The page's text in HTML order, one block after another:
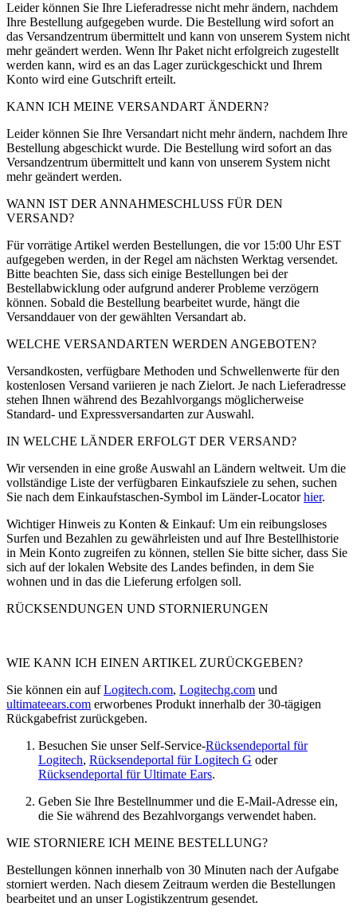
Leider können Sie Ihre Lieferadresse nicht mehr ändern, nachdem
Ihre Bestellung aufgegeben wurde. Die Bestellung wird sofort an
das Versandzentrum übermittelt und kann von unserem System nicht
mehr geändert werden. Wenn Ihr Paket nicht erfolgreich zugestellt
werden kann, wird es an das Lager zurückgeschickt und Ihrem
Konto wird eine Gutschrift erteilt.
KANN ICH MEINE VERSANDART ÄNDERN?
Leider können Sie Ihre Versandart nicht mehr ändern, nachdem Ihre
Bestellung abgeschickt wurde. Die Bestellung wird sofort an das
Versandzentrum übermittelt und kann von unserem System nicht
mehr geändert werden.
WANN IST DER ANNAHMESCHLUSS FÜR DEN
VERSAND?
Für vorrätige Artikel werden Bestellungen, die vor 15:00 Uhr EST
aufgegeben werden, in der Regel am nächsten Werktag versendet.
Bitte beachten Sie, dass sich einige Bestellungen bei der
Bestellabwicklung oder aufgrund anderer Probleme verzögern
können. Sobald die Bestellung bearbeitet wurde, hängt die
Versanddauer von der gewählten Versandart ab.
WELCHE VERSANDARTEN WERDEN ANGEBOTEN?
Versandkosten, verfügbare Methoden und Schwellenwerte für den
kostenlosen Versand variieren je nach Zielort. Je nach Lieferadresse
stehen Ihnen während des Bezahlvorgangs möglicherweise
Standard- und Expressversandarten zur Auswahl.
IN WELCHE LÄNDER ERFOLGT DER VERSAND?
Wir versenden in eine große Auswahl an Ländern weltweit. Um die
vollständige Liste der verfügbaren Einkaufsziele zu sehen, suchen
Sie nach dem Einkaufstaschen-Symbol im Länder-Locatorhier.
Wichtiger Hinweis zu Konten & Einkauf: Um ein reibungsloses
Surfen und Bezahlen zu gewährleisten und auf Ihre Bestellhistorie
in Mein Konto zugreifen zu können, stellen Sie bitte sicher, dass Sie
sich auf der lokalen Website des Landes befinden, in dem Sie
wohnen und in das die Lieferung erfolgen soll.
RÜCKSENDUNGEN UND STORNIERUNGEN
WIE KANN ICH EINEN ARTIKEL ZURÜCKGEBEN?
Sie können ein aufLogitech.com, Logitechg.com und
ultimateears.com erworbenes Produkt innerhalb der 30-tägigen
Rückgabefrist zurückgeben.
Besuchen Sie unser Self-Service-Rücksendeportal für
Logitech, Rücksendeportal für Logitech G oder
Rücksendeportal für Ultimate Ears.
Geben Sie Ihre Bestellnummer und die E-Mail-Adresse ein,
die Sie während des Bezahlvorgangs verwendet haben.
WIE STORNIERE ICH MEINE BESTELLUNG?
Bestellungen können innerhalb von 30 Minuten nach der Aufgabe
storniert werden. Nach diesem Zeitraum werden die Bestellungen
bearbeitet und an unser Logistikzentrum gesendet.